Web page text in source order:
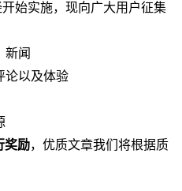
始实施，现向广大用户征集
闻
以及体验
奖励，优质文章我们将根据质